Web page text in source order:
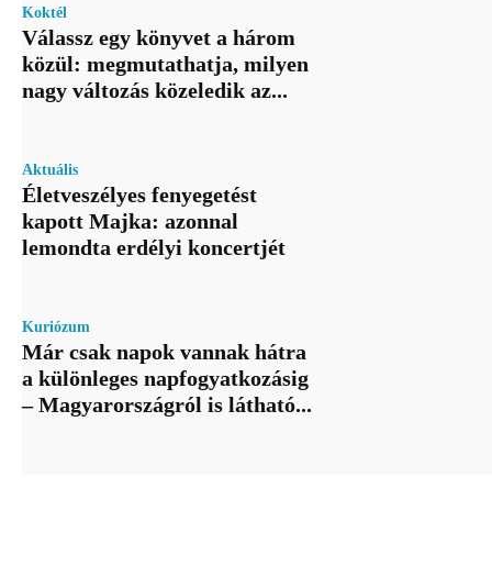
Koktél
Válassz egy könyvet a három
közül: megmutathatja, milyen
nagy változás közeledik az...
Aktuális
Életveszélyes fenyegetést
kapott Majka: azonnal
lemondta erdélyi koncertjét
Kuriózum
Már csak napok vannak hátra
a különleges napfogyatkozásig
– Magyarországról is látható...